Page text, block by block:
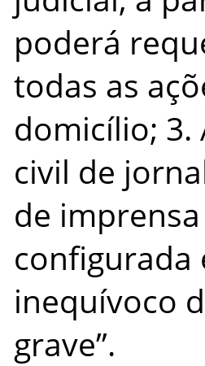
poderá
todas as
domicílio; 3.
civil de
de
configurada
inequívoco
grave”.